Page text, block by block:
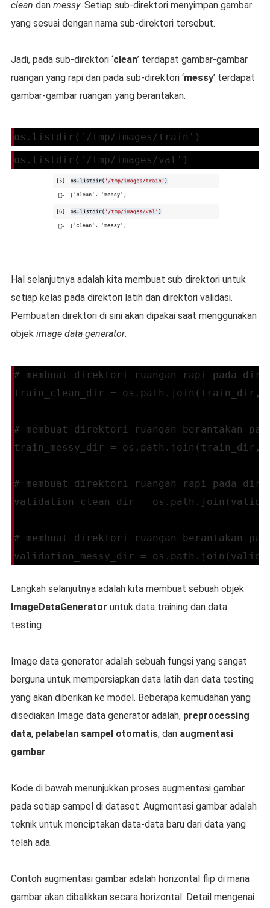
clean dan messy. Setiap sub-direktori menyimpan gambar
yang sesuai dengan nama sub-direktori tersebut.
Jadi, pada sub-direktori ‘clean’ terdapat gambar-gambar
ruangan yang rapi dan pada sub-direktori ‘messy’ terdapat
gambar-gambar ruangan yang berantakan.
os.listdir('/tmp/images/train')
os.listdir('/tmp/images/val')
Hal selanjutnya adalah kita membuat sub direktori untuk
setiap kelas pada direktori latih dan direktori validasi.
Pembuatan direktori di sini akan dipakai saat menggunakan
objek image data generator.
# membuat direktori ruangan rapi pada
train_clean_dir = os.path.join(train_dir,
# membuat direktori ruangan berantakan
train_messy_dir = os.path.join(train_dir,
# membuat direktori ruangan rapi pada
validation_clean_dir =
# membuat direktori ruangan berantakan
validation_messy_dir =
Langkah selanjutnya adalah kita membuat sebuah objek
ImageDataGenerator untuk data training dan data
testing.
Image data generator adalah sebuah fungsi yang sangat
berguna untuk mempersiapkan data latih dan data testing
yang akan diberikan ke model. Beberapa kemudahan yang
disediakan Image data generator adalah, preprocessing
data, pelabelan sampel otomatis, dan augmentasi
gambar.
Kode di bawah menunjukkan proses augmentasi gambar
pada setiap sampel di dataset. Augmentasi gambar adalah
teknik untuk menciptakan data-data baru dari data yang
telah ada.
Contoh augmentasi gambar adalah horizontal flip di mana
gambar akan dibalikkan secara horizontal. Detail mengenai